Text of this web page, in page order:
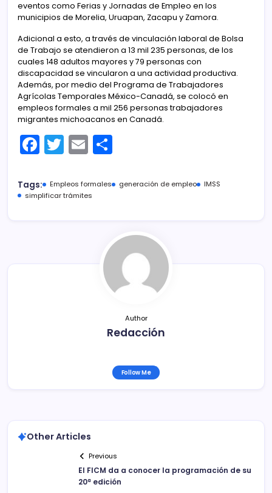
eventos como Ferias y Jornadas de Empleo en los
municipios de Morelia, Uruapan, Zacapu y Zamora.
Adicional a esto, a través de vinculación laboral de Bolsa
de Trabajo se atendieron a 13 mil 235 personas, de los
cuales 148 adultos mayores y 79 personas con
discapacidad se vincularon a una actividad productiva.
Además, por medio del Programa de Trabajadores
Agrícolas Temporales México-Canadá, se colocó en
empleos formales a mil 256 personas trabajadores
migrantes michoacanos en Canadá.
F
a
c
e
T
w
itt
er
E
m
ai
l
m
tir
Tags: Empleos formales generación de empleo
IMSS
simplificar trámites
Author
Redacción
Follow Me
Other Articles
Previous
El FICM da a conocer la programación de su
20ª edición